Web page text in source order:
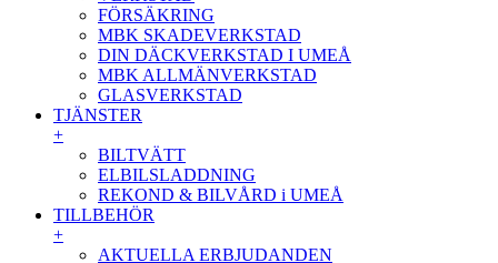
FÖRSÄKRING
MBK SKADEVERKSTAD
DIN DÄCKVERKSTAD I UMEÅ
MBK ALLMÄNVERKSTAD
GLASVERKSTAD
TJÄNSTER
+
BILTVÄTT
ELBILSLADDNING
REKOND & BILVÅRD i UMEÅ
TILLBEHÖR
+
AKTUELLA ERBJUDANDEN